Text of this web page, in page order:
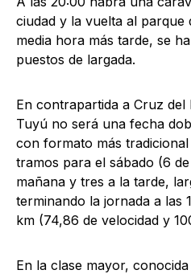
ciudad y la vuelta al parque
media hora más tarde, se
puestos de largada.
En contrapartida a Cruz del
Tuyú no será una fecha
con formato más
tramos para el sábado (6
mañana y tres a la tarde,
terminando la jornada a las
km (74,86 de velocidad y
En la clase mayor,